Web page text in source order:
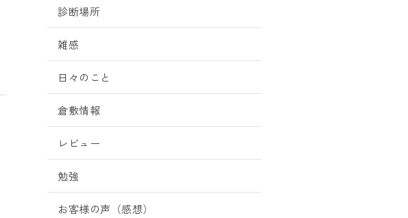
診断場所
雑感
日々のこと
倉敷情報
レビュー
勉強
お客様の声（感想）